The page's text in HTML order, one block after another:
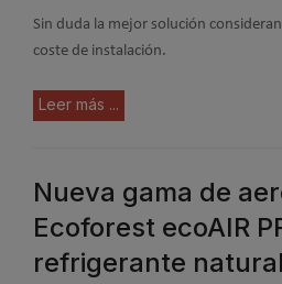
Sin duda la mejor solución
coste de instalación.
Leer más ...
Nueva gama de
Ecoforest ecoAIR
refrigerante natural